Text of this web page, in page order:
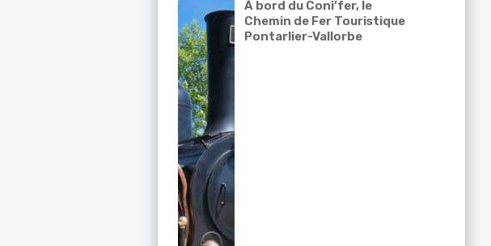
À bord du Coni’fer, le
Chemin de Fer Touristique
Pontarlier-Vallorbe